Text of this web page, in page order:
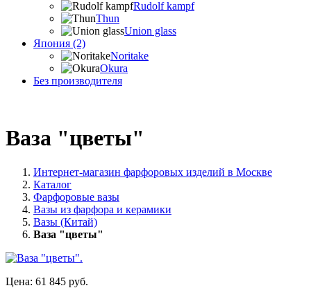
Rudolf kampf
Thun
Union glass
Япония (2)
Noritake
Okura
Без производителя
Ваза "цветы"
Интернет-магазин фарфоровых изделий в Москве
Каталог
Фарфоровые вазы
Вазы из фарфора и керамики
Вазы (Китай)
Ваза "цветы"
Цена: 61 845 руб.